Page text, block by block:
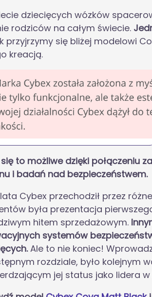
dziecięcych wózków
rodziców na całym świecie.
przyjrzymy się bliżej modelowi
kreacją.
się to możliwe dzięki połączeniu
i badań nad bezpieczeństwem.
lata Cybex przechodził przez
była prezentacja
hitem sprzedażowym.
systemów
Ale to nie koniec!
rozdziale, było kolejnym
jej status jako lidera w